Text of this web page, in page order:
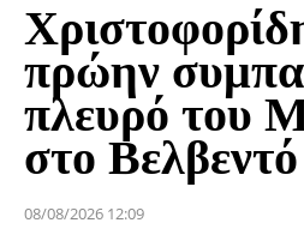
πρώην
πλευρό του
στο
08/08/2026 12:09